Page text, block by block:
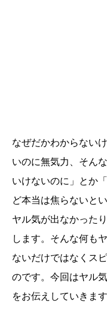
なぜだかわからない
いのに無気力、そん
いけないのに」とか
ど本当は焦らないと
ヤル気が出なかった
します。そんな何も
ないだけではなくス
のです。今回はヤル
をお伝えしていきます